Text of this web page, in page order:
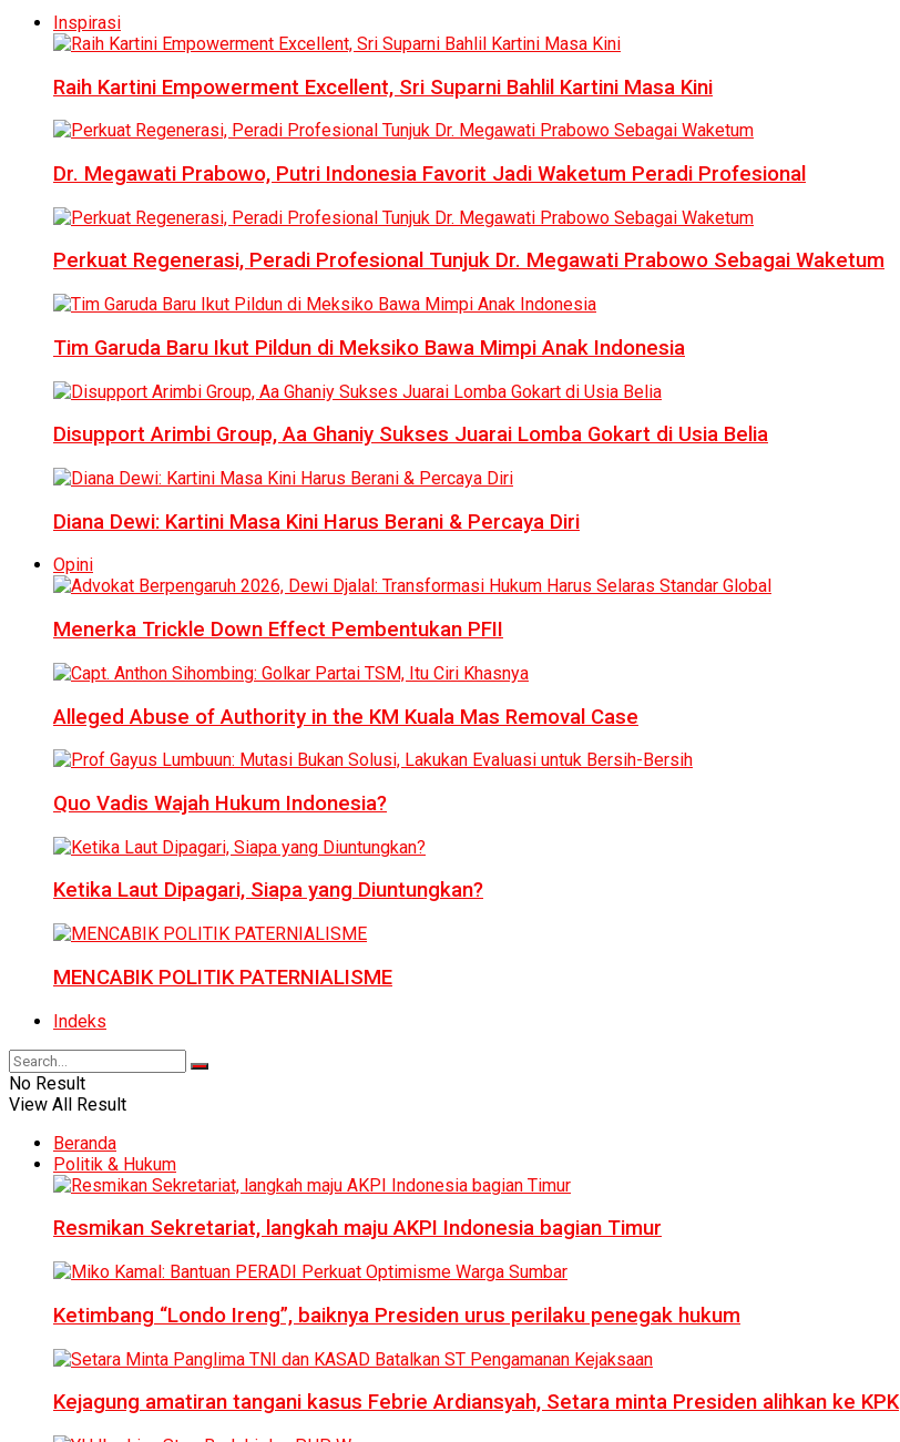
Inspirasi
Raih Kartini Empowerment Excellent, Sri Suparni Bahlil Kartini Masa Kini
Dr. Megawati Prabowo, Putri Indonesia Favorit Jadi Waketum Peradi Profesional
Perkuat Regenerasi, Peradi Profesional Tunjuk Dr. Megawati Prabowo Sebagai Waketum
Tim Garuda Baru Ikut Pildun di Meksiko Bawa Mimpi Anak Indonesia
Disupport Arimbi Group, Aa Ghaniy Sukses Juarai Lomba Gokart di Usia Belia
Diana Dewi: Kartini Masa Kini Harus Berani & Percaya Diri
Opini
Menerka Trickle Down Effect Pembentukan PFII
Alleged Abuse of Authority in the KM Kuala Mas Removal Case
Quo Vadis Wajah Hukum Indonesia?
Ketika Laut Dipagari, Siapa yang Diuntungkan?
MENCABIK POLITIK PATERNIALISME
Indeks
No Result
View All Result
Beranda
Politik & Hukum
Resmikan Sekretariat, langkah maju AKPI Indonesia bagian Timur
Ketimbang “Londo Ireng”, baiknya Presiden urus perilaku penegak hukum
Kejagung amatiran tangani kasus Febrie Ardiansyah, Setara minta Presiden alihkan ke KPK